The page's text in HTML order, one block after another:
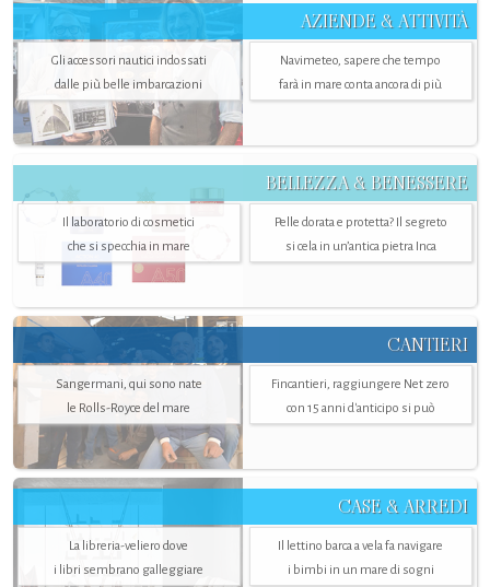
AZIENDE & ATTIVITÀ
Gli accessori nautici indossati
dalle più belle imbarcazioni
Navimeteo, sapere che tempo
farà in mare conta ancora di più
BELLEZZA & BENESSERE
Il laboratorio di cosmetici
che si specchia in mare
Pelle dorata e protetta? Il segreto
si cela in un’antica pietra Inca
CANTIERI
Sangermani, qui sono nate
le Rolls-Royce del mare
Fincantieri, raggiungere Net zero
con 15 anni d'anticipo si può
CASE & ARREDI
La libreria-veliero dove
i libri sembrano galleggiare
Il lettino barca a vela fa navigare
i bimbi in un mare di sogni